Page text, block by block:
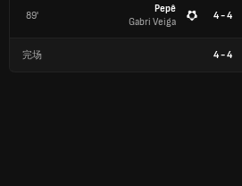
89'
Pepê
Gabri Veiga
4 - 4
完场 4-4